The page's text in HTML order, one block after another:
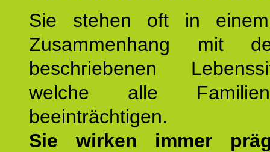
Sie stehen oft in
Zusammenhang mit
beschriebenen
welche alle
beeinträchtigen.
Sie wirken immer